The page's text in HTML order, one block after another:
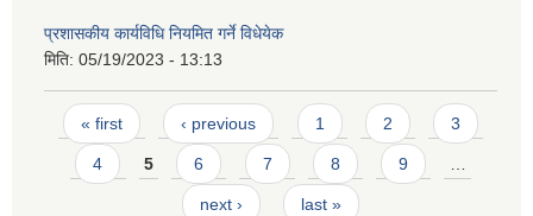
प्रशासकीय कार्यविधि नियमित गर्ने विधेयेक
मिति: 05/19/2023 - 13:13
Pages
« first ‹ previous 1 2 3
4 5 6 7 8 9 …
next › last »